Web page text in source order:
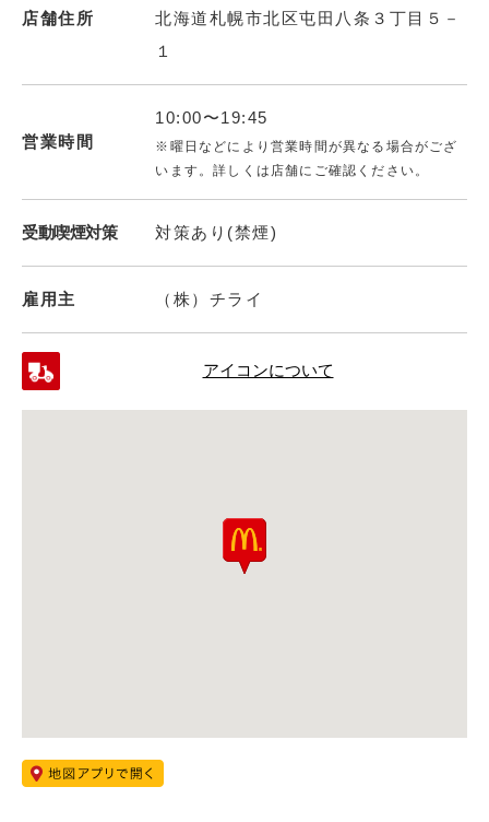
店舗住所
北海道札幌市北区屯田八条３丁目５－
１
営業時間
10:00〜19:45
※曜日などにより営業時間が異なる場合がござ
います。詳しくは店舗にご確認ください。
受動喫煙対策 対策あり(禁煙)
雇用主 （株）チライ
アイコンについて